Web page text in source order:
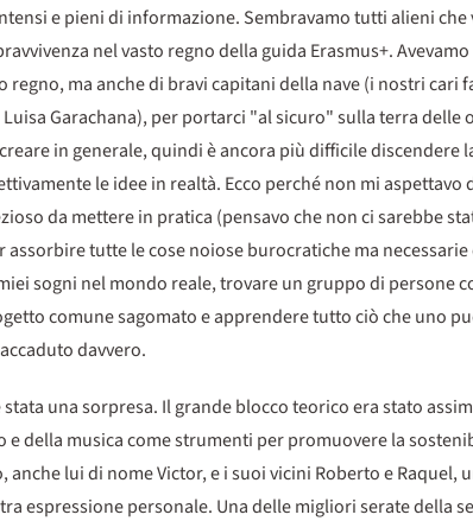
e pieni di informazione. Sembravamo tutti alieni
nel vasto regno della guida Erasmus+.
regno, ma anche di bravi capitani della nave (i nostri
Garachana), per portarci "al sicuro" sulla terra
in generale, quindi è ancora più difficile discendere
le idee in realtà. Ecco perché non mi aspettavo
da mettere in pratica (pensavo che non ci sarebbe
tutte le cose noiose burocratiche ma
sogni nel mondo reale, trovare un gruppo di persone
comune sagomato e apprendere tutto ciò che uno
davvero.
una sorpresa. Il grande blocco teorico era stato
della musica come strumenti per promuovere la
lui di nome Victor, e i suoi vicini Roberto e Raquel,
espressione personale. Una delle migliori serate della